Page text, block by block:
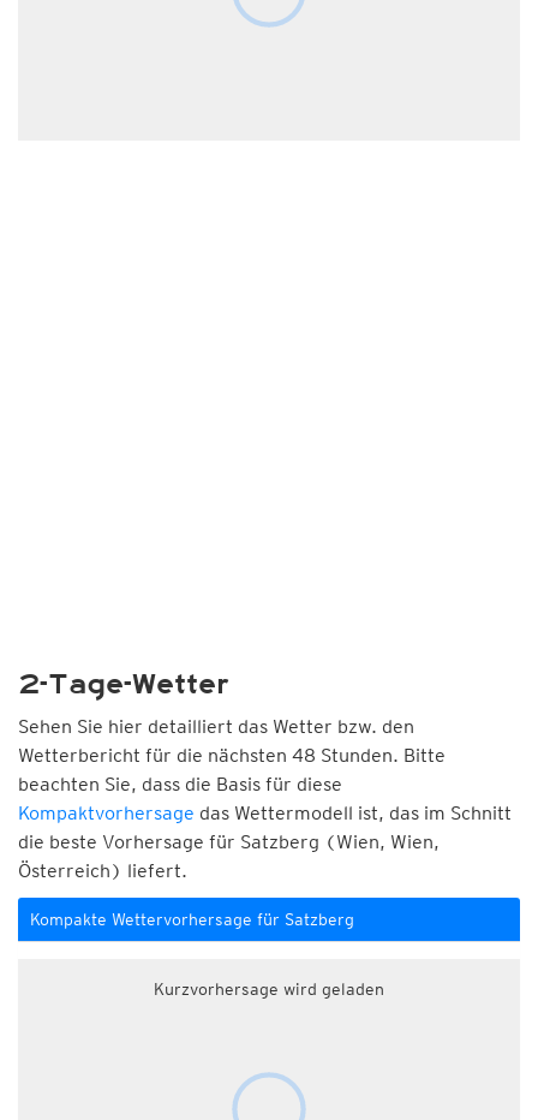
2-Tage-Wetter
Sehen Sie hier detailliert das Wetter bzw. den
Wetterbericht für die nächsten 48 Stunden. Bitte
beachten Sie, dass die Basis für diese
Kompaktvorhersage das Wettermodell ist, das im Schnitt
die beste Vorhersage für Satzberg (Wien, Wien,
Österreich) liefert.
Kompakte Wettervorhersage für Satzberg
Kurzvorhersage wird geladen